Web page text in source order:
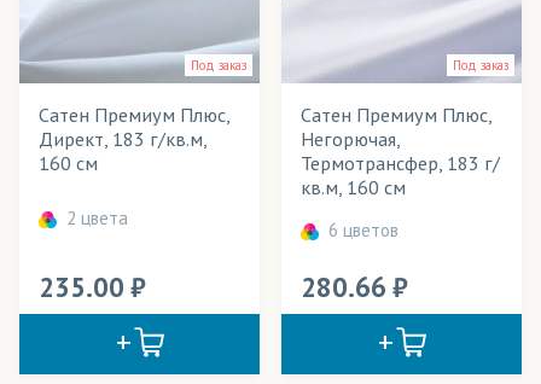
Блузки
Ветровки
Вымпелы
Выставочные стенды
Галстуки
Кабинетные флаги
Календари
Плотность
Технология печати
Cостав ткани
Под заказ
Сатен Премиум Плюс,
Директ, 183 г/кв.м,
160 см
2 цвета
235.00
Под заказ
Сатен Премиум Плюс,
Негорючая,
Термотрансфер, 183 г/
кв.м, 160 см
6 цветов
280.66